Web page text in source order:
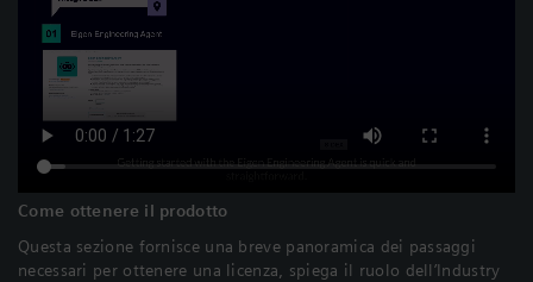
Come ottenere il prodotto
Questa sezione fornisce una breve panoramica dei passaggi
necessari per ottenere una licenza, spiega il ruolo dell’Industry